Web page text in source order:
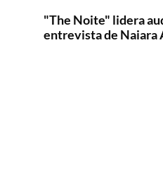
"The Noite" lidera
entrevista de Naiara